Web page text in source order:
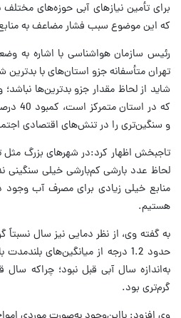
برای تأمین نیازهای آبی حوزه‌های مختلف
که این موضوع سبب فشار مضاعف به
رئیس سازمان هواشناسی با اشاره به
تهران متأسفانه جزو استان‌های با بدترین
شاید از لحاظ مقدار جزو بدترین‌ها
که در
و سنگین‌تری را در تنش‌های اقتصادی
تاجبخش اظهار کرد:در شهرهای بزرگ
لحاظ عدد بارشی کم‌بارشی خیلی سنگینی
منابع خیلی زیادی برای مصرف آب وجود
هستیم.
به گفته وی، از نظر دمایی نیز سال
حدود 1.2 درجه از میانگین‌های
به‌اندازه سال آبی قبل نبود؛ چراکه سال
گرم‌تری بود.